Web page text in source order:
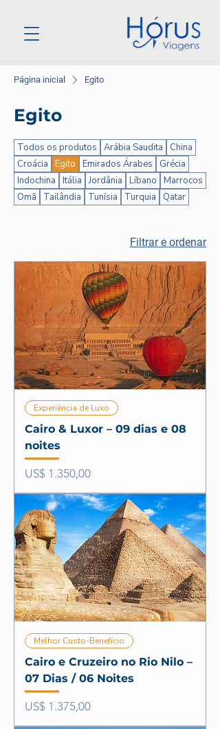
Página inicial Egito
Egito
Todos os produtos Arábia Saudita
China
Croácia
Egito Emirados Árabes
Grécia
Indochina
Itália Jordânia Líbano
Marrocos
Omã
Tailândia Tunísia Turquia Qatar
Filtrar e ordenar
Experiência de Luxo
Cairo & Luxor – 09 dias e 08
noites
Preço
US$ 1.350,00
Melhor Custo-Benefício
Cairo e Cruzeiro no Rio Nilo –
07 Dias / 06 Noites
Preço
US$ 1.375,00